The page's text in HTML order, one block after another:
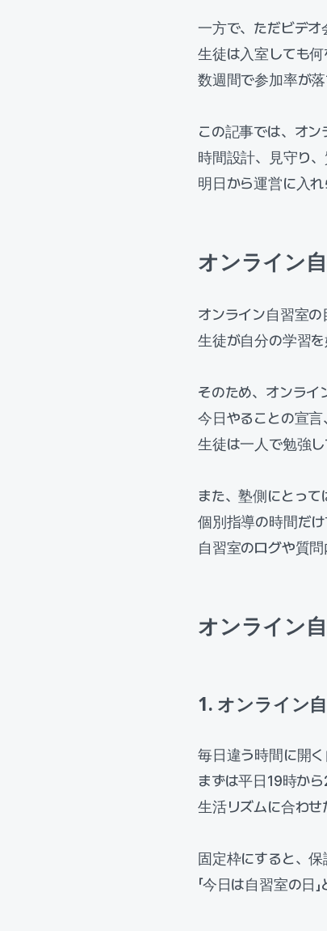
一方で、ただビデオ
生徒は入室しても
数週間で参加率が落
この記事では、オ
時間設計、見守り、
明日から運営に入れ
オンライン
オンライン自習室
生徒が自分の学習を
そのため、オンライ
今日やることの宣言
生徒は一人で勉強し
また、塾側にとって
個別指導の時間だけ
自習室のログや質問
オンライン
1. オンライン
毎日違う時間に開
まずは平日19時から
生活リズムに合わせ
固定枠にすると、
「今日は自習室の日